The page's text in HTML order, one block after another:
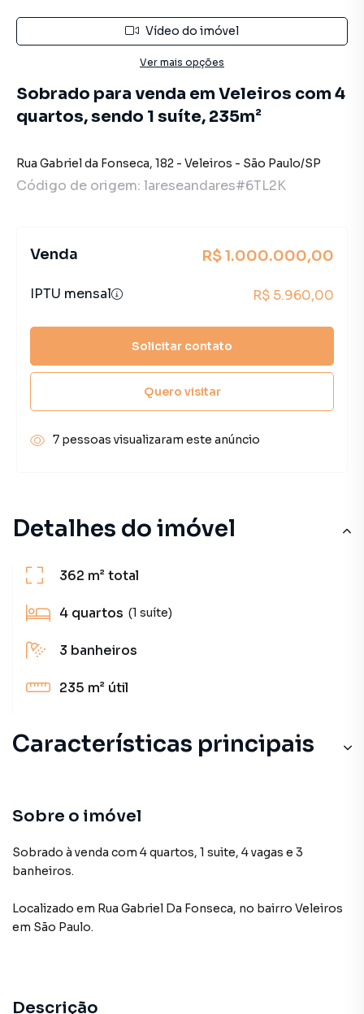
Detalhes do imóvel
362 m²total
4 quartos (1 suíte)
3 banheiros
235 m² útil
Características principais
Sobre o imóvel
Sobrado à venda com 4 quartos, 1 suite, 4 vagas e 3
banheiros.
Localizado em Rua Gabriel Da Fonseca, no bairro Veleiros
em São Paulo.
Descrição
Vídeo do imóvel
Ver mais opções
Sobrado para venda em Veleiros com 4
quartos, sendo 1 suíte, 235m²
Rua Gabriel da Fonseca, 182 - Veleiros - São Paulo/SP
Código de origem: lareseandares#6TL2K
Venda R$ 1.000.000,00
IPTU mensal R$ 5.960,00
Solicitar contato
Quero visitar
7 pessoas visualizaram este anúncio